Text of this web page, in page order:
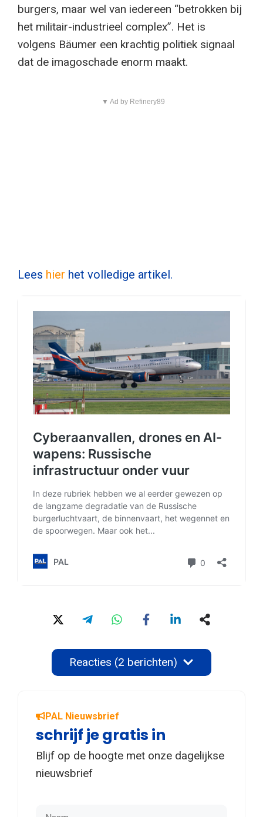
burgers, maar wel van iedereen “betrokken bij
het militair-industrieel complex”. Het is
volgens Bäumer een krachtig politiek signaal
dat de imagoschade enorm maakt.
▼ Ad by Refinery89
Lees hier het volledige artikel.
Reacties (2 berichten)
PAL Nieuwsbrief
schrijf je gratis in
Blijf op de hoogte met onze dagelijkse
nieuwsbrief